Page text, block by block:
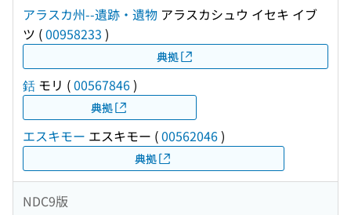
アラスカ州--遺跡・遺物 アラスカシュウ イセキ イブ
ツ (00958233 )
典拠
銛 モリ (00567846)
典拠
エスキモー エスキモー (00562046)
典拠
NDC9版